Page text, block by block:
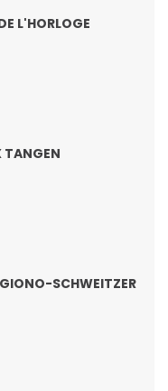
L'HORLOGE
TANGEN
GIONO-SCHWEITZER